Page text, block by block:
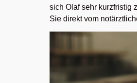
sich Olaf sehr kurzfristig
Sie direkt vom